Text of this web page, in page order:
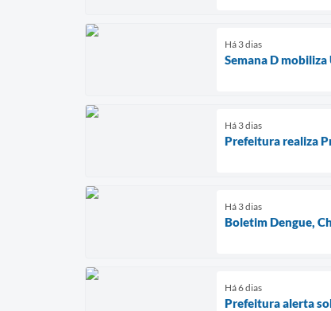
Há 3 dias
Semana D
Há 3 dias
Prefeitura realiza
Há 3 dias
Boletim Dengue,
Há 6 dias
Prefeitura alerta